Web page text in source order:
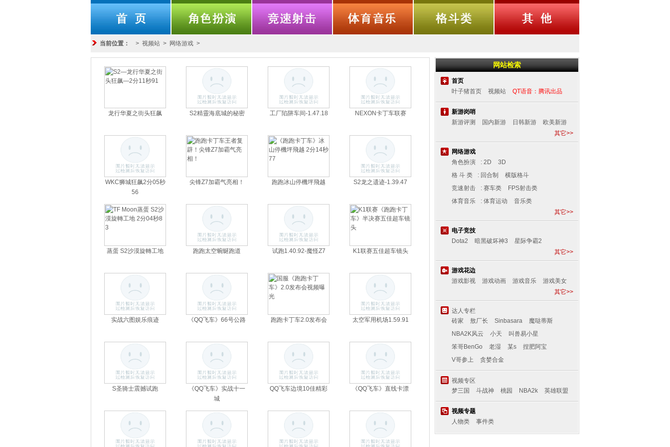
竞速射击 其他
当前位置： > 视频站 > 网络游戏 >
龙行华夏之街头狂飙 S2精靈海底城的秘密 工厂陷阱车间-1.47.18 NEXON卡丁车联赛
WKC狮城狂飙2分05秒
56
尖锋Z7加霸气亮相！ 跑跑冰山停機坪飛越 S2龙之遗迹-1.39.47
蒸蛋 S2沙漠旋轉工地 跑跑太空蜿蜒跑道 试跑1.40.92-魔怪Z7 K1联赛五佳超车镜头
实战六图娱乐痕迹 《QQ飞车》66号公路 跑跑卡丁车2.0发布会 太空军用机场1.59.91
S圣骑士震撼试跑
《QQ飞车》实战十一
城
QQ飞车边境10佳精彩 《QQ飞车》直线卡漂
网站检索
首页
叶子猪首页
视频站 QT语音：腾讯出品
新游岗哨
新游评测
国内新游 日韩新游
欧美新游
其它>>
网络游戏
角色扮演
: 2D
3D
格 斗 类
: 回合制
横版格斗
竞速射击
: 赛车类
FPS射击类
体育音乐
: 体育运动
音乐类
其它>>
电子竞技
Dota2
暗黑破坏神3
星际争霸2
其它>>
游戏花边
游戏影视
游戏动画 游戏音乐
游戏美女
其它>>
达人专栏
砖家
敖厂长 Sinbasara
魔哒蒂斯
NBA2K风云
小天
叫兽易小星
笨哥BenGo
老湿 某s
捏肥阿宝
V哥参上
贪婪合金
视频专区
梦三国
斗战神 桃园 NBA2k 英雄联盟
视频专题
人物类
事件类